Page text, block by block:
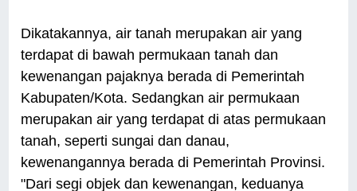
Dikatakannya, air tanah merupakan air yang
terdapat di bawah permukaan tanah dan
kewenangan pajaknya berada di Pemerintah
Kabupaten/Kota. Sedangkan air permukaan
merupakan air yang terdapat di atas permukaan
tanah, seperti sungai dan danau,
kewenangannya berada di Pemerintah Provinsi.
"Dari segi objek dan kewenangan, keduanya